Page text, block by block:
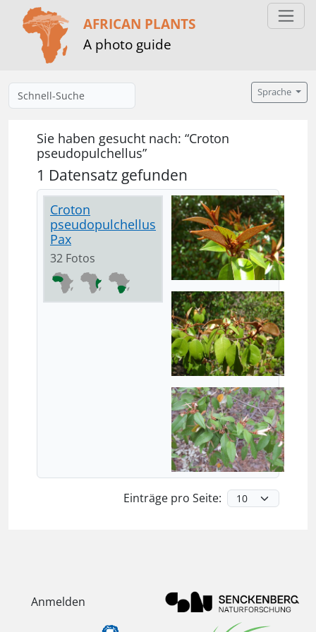
AFRICAN PLANTS
A photo guide
Sprache
Sie haben gesucht nach: “Croton
pseudopulchellus”
1 Datensatz gefunden
Croton
pseudopulchellus
Pax
32 Fotos
Einträge pro Seite:
Anmelden